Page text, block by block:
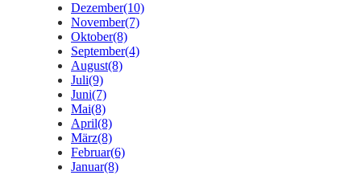
Dezember(10)
November(7)
Oktober(8)
September(4)
August(8)
Juli(9)
Juni(7)
Mai(8)
April(8)
März(8)
Februar(6)
Januar(8)